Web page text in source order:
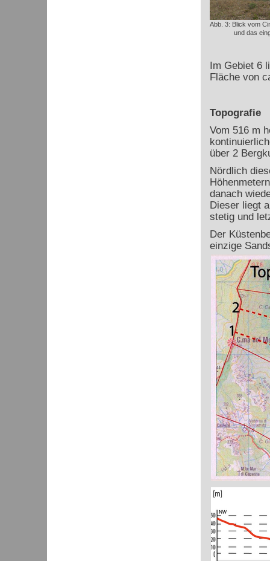
Abb. 3: Blick vom
und das
Im Gebiet 6
Fläche von
Topografie
Vom 516 m
über 2
Nördlich
danach
Dieser liegt
stetig und
Der
einzige